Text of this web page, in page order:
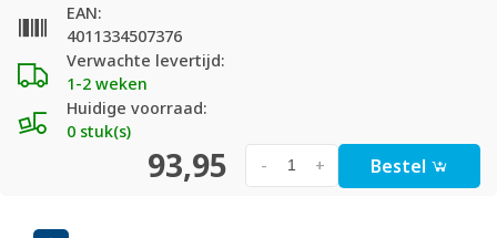
Verwachte levertijd:
1-2 weken
Huidige voorraad:
0 stuk(s)
EAN:
4011334507376
93,95 +
- Bestel